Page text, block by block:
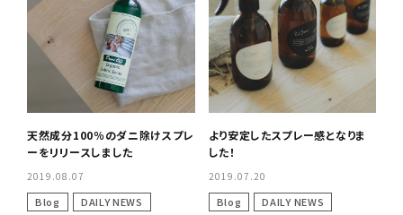
天然成分100％のダニ除けスプレ
ーをリリースしました
2019.08.07
Blog DAILY NEWS
より安定したスプレー感となりま
した！
2019.07.20
Blog DAILY NEWS